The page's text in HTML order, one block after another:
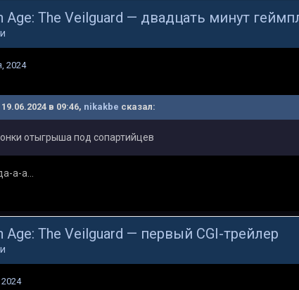
Age: The Veilguard — двадцать минут
2024
в 09:46, nikakbe сказал:
отыгрыша под сопартийцев
а-а...
Age: The Veilguard — первый CGI-трейлер